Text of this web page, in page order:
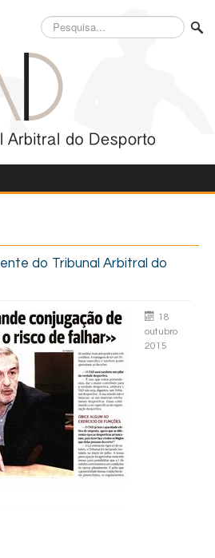
Pesquisa...
do Tribunal Arbitral do
18
outubro
2015